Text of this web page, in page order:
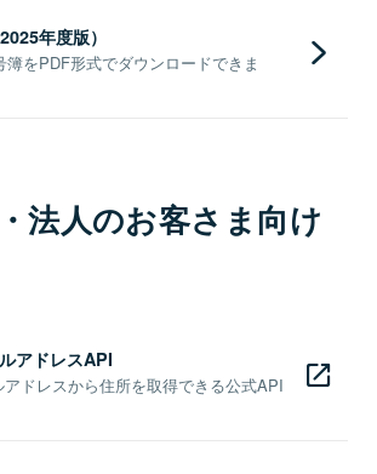
年度版）
をPDF形式でダウンロードできま
法人のお客さま向け
アドレスAPI
ドレスから住所を取得できる公式API